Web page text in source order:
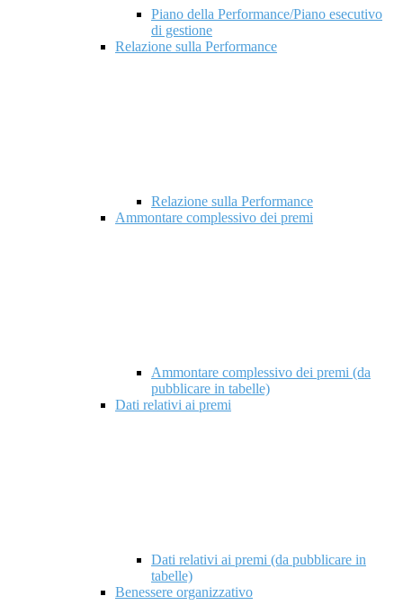
Piano della Performance/Piano esecutivo
di gestione
Relazione sulla Performance
Relazione sulla Performance
Ammontare complessivo dei premi
Ammontare complessivo dei premi (da
pubblicare in tabelle)
Dati relativi ai premi
Dati relativi ai premi (da pubblicare in
tabelle)
Benessere organizzativo